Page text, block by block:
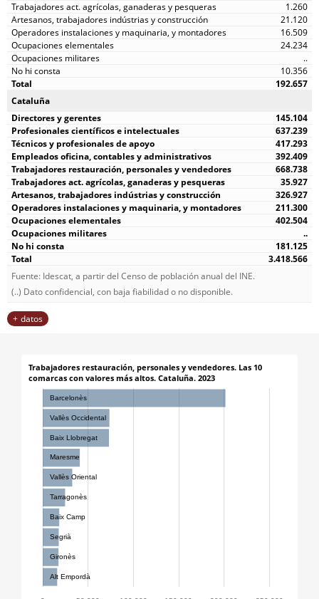
1.260
21.120
16.509
24.234
..
10.356
192.657
Cataluña
145.104
637.239
417.293
392.409
668.738
35.927
326.927
211.300
402.504
..
181.125
3.418.566
Fuente: Idescat, a partir del Censo de población anual del INE.
(..) Dato confidencial, con baja fiabilidad o no disponible.
datos